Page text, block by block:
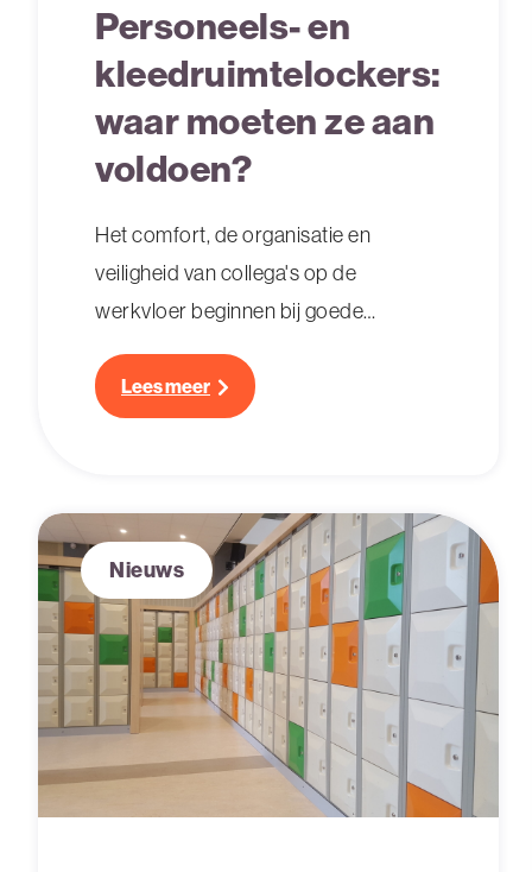
Personeels- en
kleedruimtelockers:
waar moeten ze aan
voldoen?
Het comfort, de organisatie en
veiligheid van collega's op de
werkvloer beginnen bij goede
personeels- en kleedruimtelockers.
Dit is jouw checklist: hier moeten
lockers aan voldoen!
Lees meer
Nieuws